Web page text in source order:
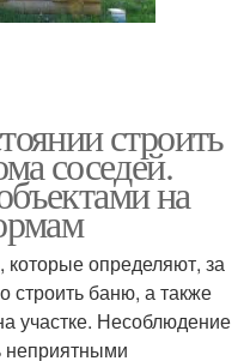
строить
соседей.
на
которые определяют, за
строить баню, а также
участке. Несоблюдение
неприятными